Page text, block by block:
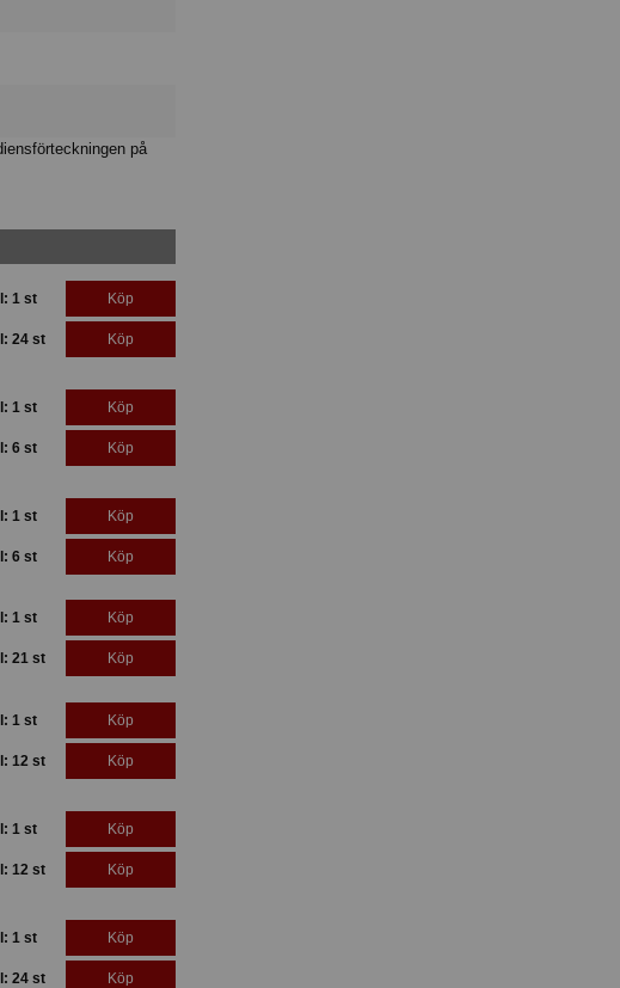
på
1 st Köp
24 st Köp
1 st Köp
6 st Köp
1 st Köp
6 st Köp
1 st Köp
21 st Köp
1 st Köp
12 st Köp
1 st Köp
12 st Köp
1 st Köp
24 st Köp